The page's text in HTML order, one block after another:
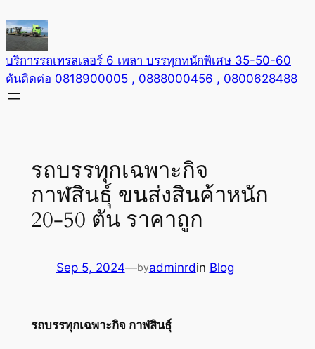
to
content
บริการรถเทรลเลอร์ 6 เพลา บรรทุกหนักพิเศษ 35-50-60
ตันติดต่อ 0818900005 , 0888000456 , 0800628488
รถบรรทุกเฉพาะกิจ
กาฬสินธุ์ ขนส่งสินค้าหนัก
20-50 ตัน ราคาถูก
Sep 5, 2024—byadminrdin Blog
รถบรรทุกเฉพาะกิจ กาฬสินธุ์